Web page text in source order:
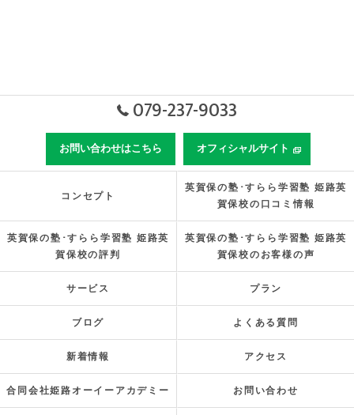
079-237-9033
お問い合わせはこちら オフィシャルサイト
コンセプト
英賀保の塾･すらら学習塾 姫路英
賀保校の口コミ情報
英賀保の塾･すらら学習塾 姫路英
賀保校の評判
英賀保の塾･すらら学習塾 姫路英
賀保校のお客様の声
サービス プラン
ブログ よくある質問
新着情報 アクセス
合同会社姫路オーイーアカデミー お問い合わせ